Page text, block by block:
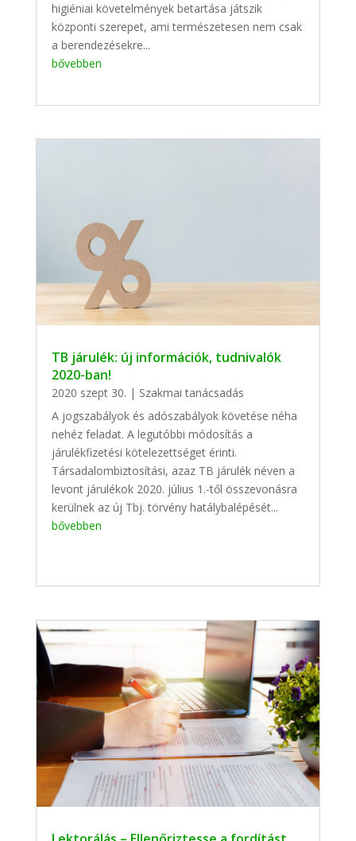
higiéniai követelmények betartása játszik
központi szerepet, ami természetesen nem csak
a berendezésekre...
bővebben
TB járulék: új információk, tudnivalók
2020-ban!
2020 szept 30. | Szakmai tanácsadás
A jogszabályok és adószabályok követése néha
nehéz feladat. A legutóbbi módosítás a
járulékfizetési kötelezettséget érinti.
Társadalombiztosítási, azaz TB járulék néven a
levont járulékok 2020. július 1.-től összevonásra
kerülnek az új Tbj. törvény hatálybalépését...
bővebben